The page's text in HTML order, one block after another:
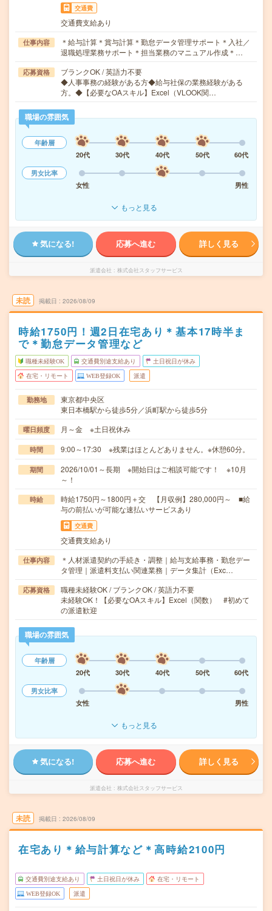
交通費
交通費支給あり
仕事内容
＊給与計算＊賞与計算＊勤怠データ管理サポート＊入社／
退職処理業務サポート＊担当業務のマニュアル作成＊…
応募資格
ブランクOK / 英語力不要
◆人事事務の経験がある方◆給与社保の業務経験がある
方。◆【必要なOAスキル】Excel（VLOOK関…
職場の雰囲気
年齢層
20代
30代 40代 50代
60代
男女比率
女性
男性
もっと見る
気になる! 応募へ進む 詳しく見る
派遣会社 株式会社スタッフサービス
未読 掲載日 2026/08/09
時給1750円！週2日在宅あり＊基本17時半ま
で＊勤怠データ管理など
職種未経験OK 交通費別途支給あり 土日祝日が休み
在宅・リモート WEB登録OK 派遣
勤務地
東京都中央区
東日本橋駅から徒歩5分／浜町駅から徒歩5分
曜日頻度 月～金 ※土日祝休み
時間 9:00～17:30 ※残業はほとんどありません。※休憩60分。
期間
2026/10/01～長期 ※開始日はご相談可能です！ ※10月
～！
時給
時給1750円～1800円＋交 【月収例】280,000円～ ■給
与の前払いが可能な速払いサービスあり
交通費
交通費支給あり
仕事内容
＊人材派遣契約の手続き・調整｜給与支給事務・勤怠デー
タ管理｜派遣料支払い関連業務｜データ集計（Exc…
応募資格
職種未経験OK / ブランクOK / 英語力不要
未経験OK！【必要なOAスキル】Excel（関数） #初めて
の派遣歓迎
職場の雰囲気
年齢層
20代
30代 40代 50代
60代
男女比率
女性
男性
もっと見る
気になる! 応募へ進む 詳しく見る
派遣会社 株式会社スタッフサービス
未読 掲載日 2026/08/09
在宅あり＊給与計算など＊高時給2100円
交通費別途支給あり 土日祝日が休み 在宅・リモート
WEB登録OK 派遣